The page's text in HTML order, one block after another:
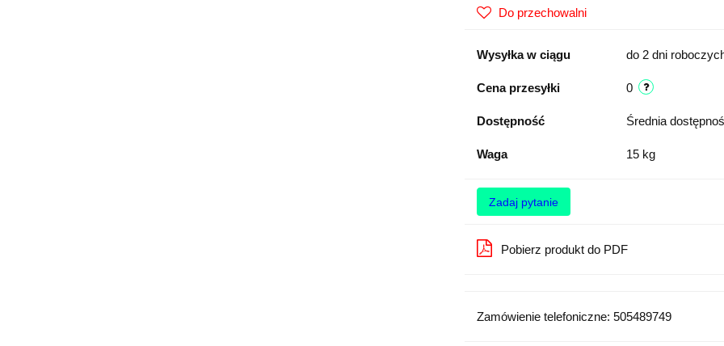
Do przechowalni
Wysyłka w ciągu do 2 dni
Cena przesyłki 0
Dostępność Średnia
Waga 15 kg
Zadaj pytanie
Pobierz produkt do PDF
Zamówienie telefoniczne: 505489749